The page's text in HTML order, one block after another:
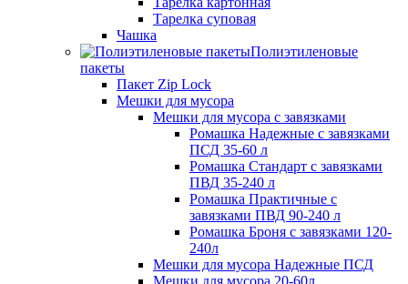
Тарелка суповая
Чашка
Полиэтиленовые
пакеты
Пакет Zip Lock
Мешки для мусора
Мешки для мусора с завязками
Ромашка Надежные с завязками
ПСД 35-60 л
Ромашка Стандарт с завязками
ПВД 35-240 л
Ромашка Практичные с
завязками ПВД 90-240 л
Ромашка Броня с завязками 120-
240л
Мешки для мусора Надежные ПСД